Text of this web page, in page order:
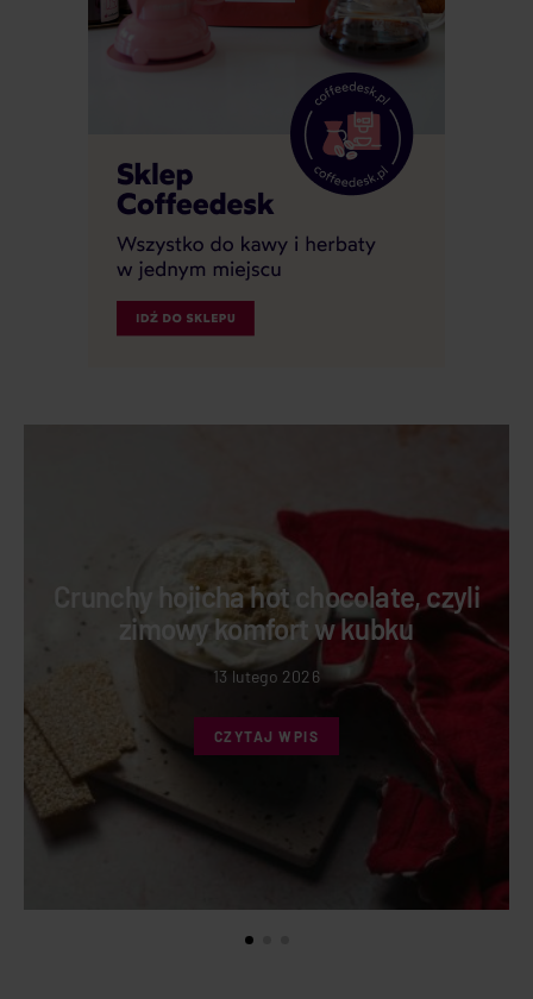
Crunchy hojicha hot chocolate, czyli
zimowy komfort w kubku
13 lutego 2026
CZYTAJ WPIS